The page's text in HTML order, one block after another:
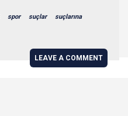
spor suçlar suçlarına
LEAVE A COMMENT